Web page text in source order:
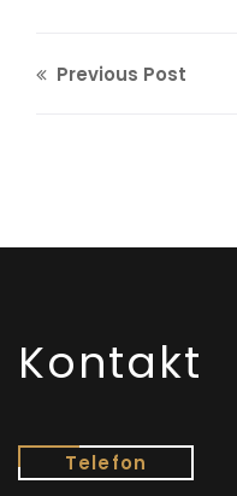
Previous Post
Kontakt
Telefon